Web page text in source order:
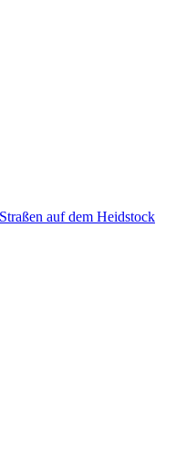
auf dem Heidstock